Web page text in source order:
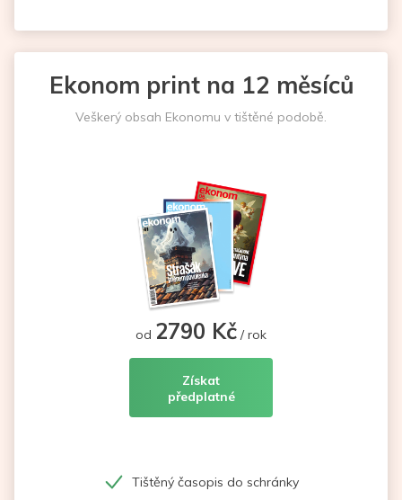
Ekonom print na 12 měsíců
Veškerý obsah Ekonomu v tištěné podobě.
od 2790 Kč / rok
Získat
předplatné
Tištěný časopis do schránky